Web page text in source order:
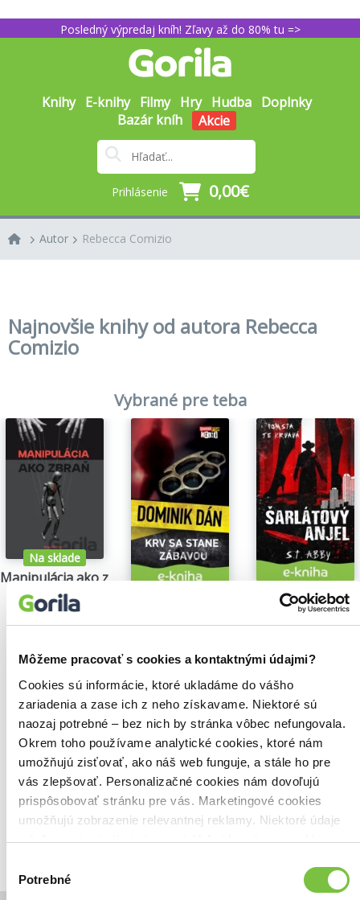
Môžeme pracovať s cookies a kontaktnými údajmi?
Cookies sú informácie, ktoré ukladáme do vášho
zariadenia a zase ich z neho získavame. Niektoré sú
naozaj potrebné – bez nich by stránka vôbec nefungovala.
Okrem toho používame analytické cookies, ktoré nám
umožňujú zisťovať, ako náš web funguje, a stále ho pre
vás zlepšovať. Personalizačné cookies nám dovoľujú
prispôsobovať stránku pre vás. Marketingové cookies
umožňujú zobrazenie relevantnej reklamy. Niektoré údaje
zdieľame aj s tretími stranami. Veľmi by nám pomohlo,
súhlasu
Potrebné
Posledný výpredaj kníh! Zľavy až do 80% tu =>
Knihy E-knihy Filmy Hry Hudba Doplnky
Bazár kníh
Akcie
Prihlásenie 0,00€
Autor Rebecca Comizio
Najnovšie knihy od autora Rebecca
Comizio
Vybrané pre teba
Na sklade
Manipulácia ako zbraň
Tomáš Vepi
15,79€ Šarlátový anjel
S.T. Abby
5,84€
Našli sme0titulov
Zoradiť podľa: